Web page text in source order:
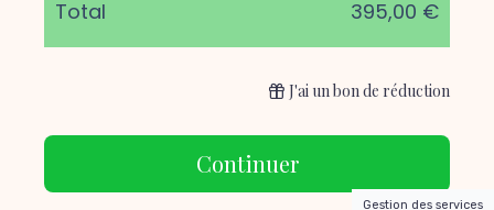
Total 395,00 €
J'ai un bon de réduction
Continuer
Gestion des services